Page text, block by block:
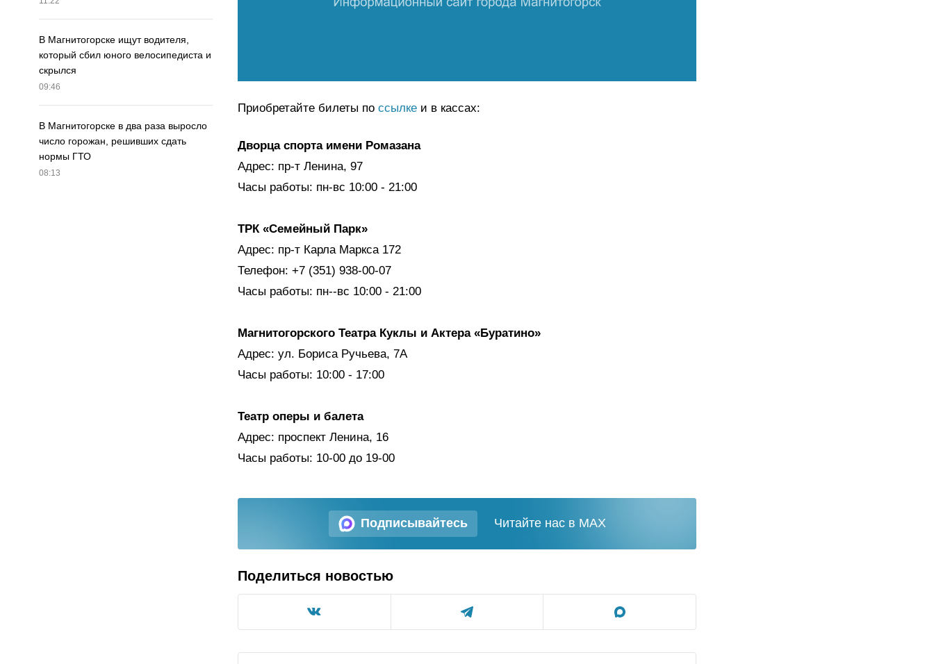
В Магнитогорске ищут водителя,
который сбил юного велосипедиста и
скрылся
09:46
В Магнитогорске в два раза выросло
число горожан, решивших сдать
нормы ГТО
08:13
Приобретайте билеты по ссылке и в кассах:
Дворца спорта имени Ромазана
Адрес: пр-т Ленина, 97
Часы работы: пн-вс 10:00 - 21:00
ТРК «Семейный Парк»
Адрес: пр-т Карла Маркса 172
Телефон: +7 (351) 938-00-07
Часы работы: пн--вс 10:00 - 21:00
Магнитогорского Театра Куклы и Актера «Буратино»
Адрес: ул. Бориса Ручьева, 7А
Часы работы: 10:00 - 17:00
Театр оперы и балета
Адрес: проспект Ленина, 16
Часы работы: 10-00 до 19-00
Подписывайтесь Читайте нас в MAX
Поделиться новостью